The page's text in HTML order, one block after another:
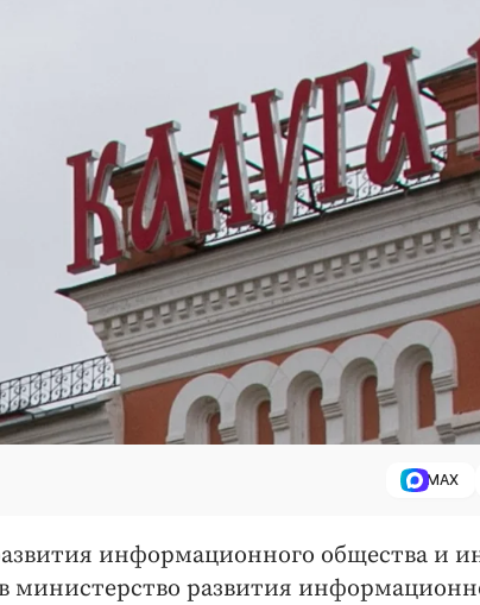
MAX
информационного общества и
министерство развития